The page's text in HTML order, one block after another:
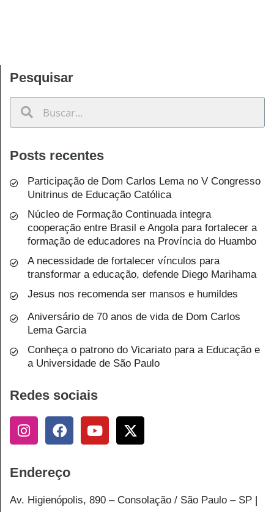
Pesquisar
Posts recentes
Participação de Dom Carlos Lema no V Congresso
Unitrinus de Educação Católica
Núcleo de Formação Continuada integra
cooperação entre Brasil e Angola para fortalecer a
formação de educadores na Província do Huambo
A necessidade de fortalecer vínculos para
transformar a educação, defende Diego Marihama
Jesus nos recomenda ser mansos e humildes
Aniversário de 70 anos de vida de Dom Carlos
Lema Garcia
Conheça o patrono do Vicariato para a Educação e
a Universidade de São Paulo
Redes sociais
Endereço
Av. Higienópolis, 890 – Consolação / São Paulo – SP |